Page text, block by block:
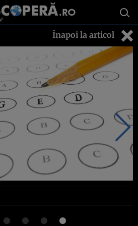
Înapoi la articol